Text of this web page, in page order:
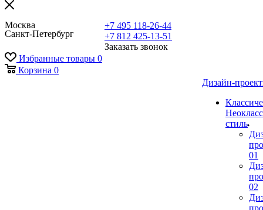
Москва
Санкт-Петербург
+7 495 118-26-44
+7 812 425-13-51
Заказать звонок
Избранные товары 0
Корзина 0
Дизайн-
стиль
01
02